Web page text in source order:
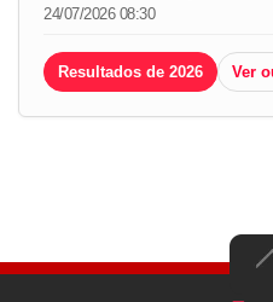
24/07/2026 08:30
Resultados de 2026 Ver